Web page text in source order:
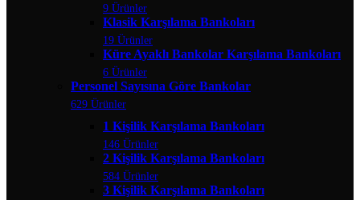
9 Ürünler
Klasik Karşılama Bankoları
19 Ürünler
Küre Ayaklı Bankolar Karşılama Bankoları
6 Ürünler
Personel Sayısına Göre Bankolar
629 Ürünler
1 Kişilik Karşılama Bankoları
146 Ürünler
2 Kişilik Karşılama Bankoları
584 Ürünler
3 Kişilik Karşılama Bankoları